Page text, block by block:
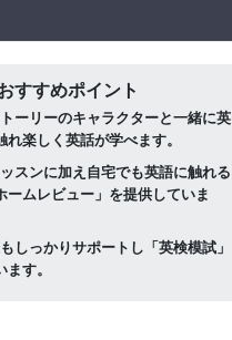
すすめポイント
ーリーのキャラクターと一緒に英
れ楽しく英話が学べます。
スンに加え自宅でも英語に触れる
ームレビュー」を提供していま
しっかりサポートし「英検模試」
す。